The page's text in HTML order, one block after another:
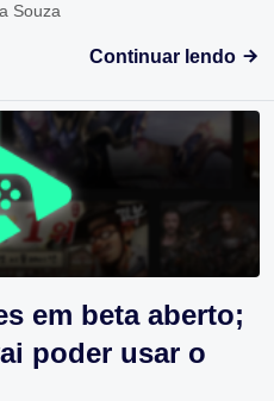
Souza
Continuar lendo
em beta aberto;
poder usar o